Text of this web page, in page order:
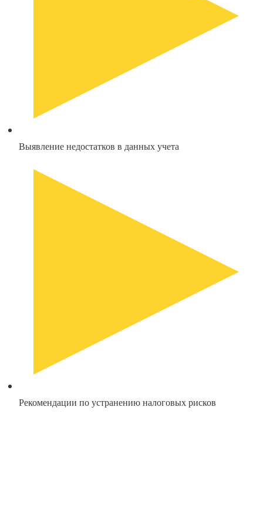
Выявление недостатков в данных учета
Рекомендации по устранению налоговых рисков